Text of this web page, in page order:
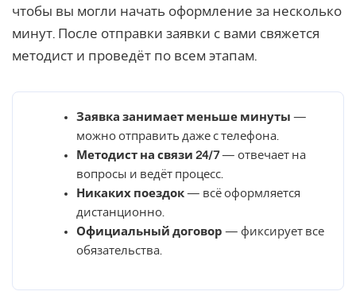
чтобы вы могли начать оформление за несколько
минут. После отправки заявки с вами свяжется
методист и проведёт по всем этапам.
Заявка занимает меньше минуты —
можно отправить даже с телефона.
Методист на связи 24/7— отвечает на
вопросы и ведёт процесс.
Никаких поездок — всё оформляется
дистанционно.
Официальный договор — фиксирует все
обязательства.